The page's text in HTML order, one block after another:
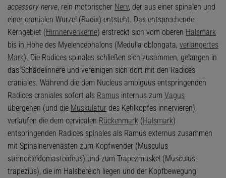
accessory nerve, rein motorischer Nerv, der aus einer spinalen und
einer cranialen Wurzel (Radix) entsteht. Das entsprechende
Kerngebiet (Hirnnervenkerne) erstreckt sich vom oberen Halsmark
bis in Höhe des Myelencephalons (Medulla oblongata, verlängertes
Mark). Die Radices spinales schließen sich zusammen, gelangen in
das Schädelinnere und vereinigen sich dort mit den Radices
craniales. Während die dem Nucleus ambiguus entspringenden
Radices craniales sofort als Ramus internus zum Vagus
übergehen (und die Muskulatur des Kehlkopfes innervieren),
verlaufen die dem cervicalen Rückenmark (Halsmark)
entspringenden Radices spinales als Ramus externus zusammen
mit Spinalnervenästen zum Kopfwender (Musculus
sternocleidomastoideus) und zum Trapezmuskel (Musculus
trapezius), die im Halsbereich liegen und der Kopfbewegung